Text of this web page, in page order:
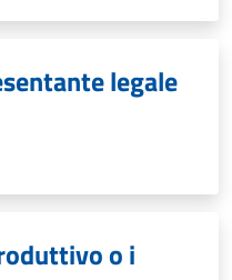
legale
o i